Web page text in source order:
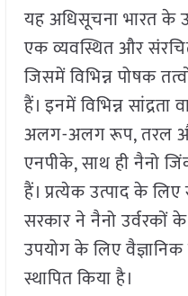
यह अधिसूचना भारत के
एक व्यवस्थित और
जिसमें विभिन्न पोषक
हैं। इनमें विभिन्न सांद्रता
अलग-अलग रूप, तरल और
एनपीके, साथ ही नैनो
हैं। प्रत्येक उत्पाद के लिए
सरकार ने नैनो उर्वरकों
उपयोग के लिए
स्थापित किया है।